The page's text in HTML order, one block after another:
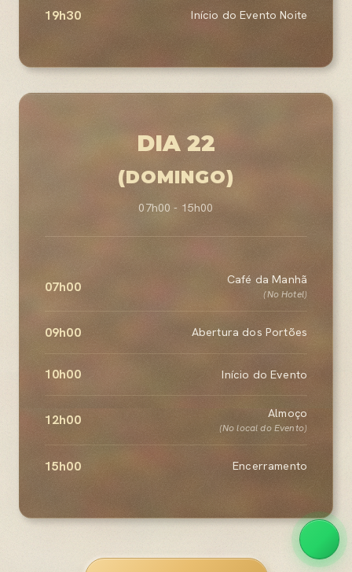
19h30 Início do Evento Noite
DIA 22
(DOMINGO)
07h00 - 15h00
07h00 Café da Manhã
(No Hotel)
09h00 Abertura dos Portões
10h00 Início do Evento
12h00 Almoço
(No local do Evento)
15h00 Encerramento